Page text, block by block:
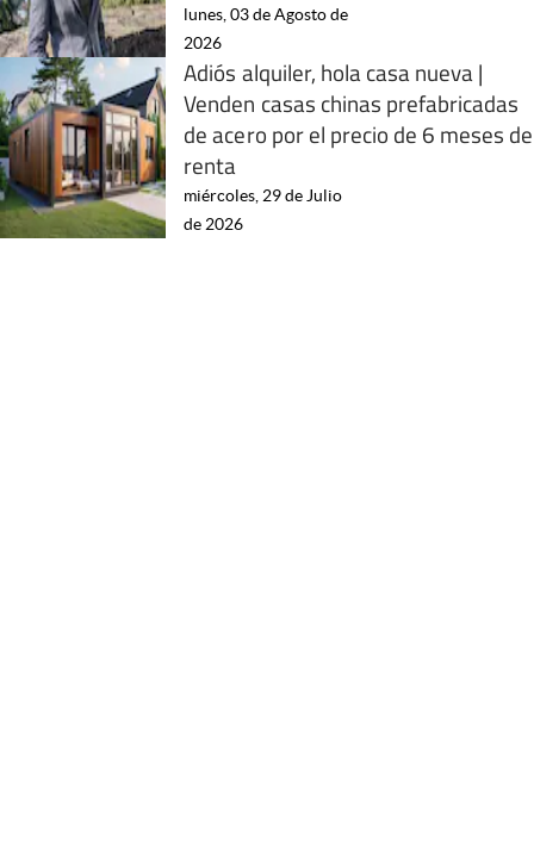
lunes, 03 de Agosto de
2026
Adiós alquiler, hola casa nueva |
Venden casas chinas prefabricadas
de acero por el precio de 6 meses de
renta
miércoles, 29 de Julio
de 2026